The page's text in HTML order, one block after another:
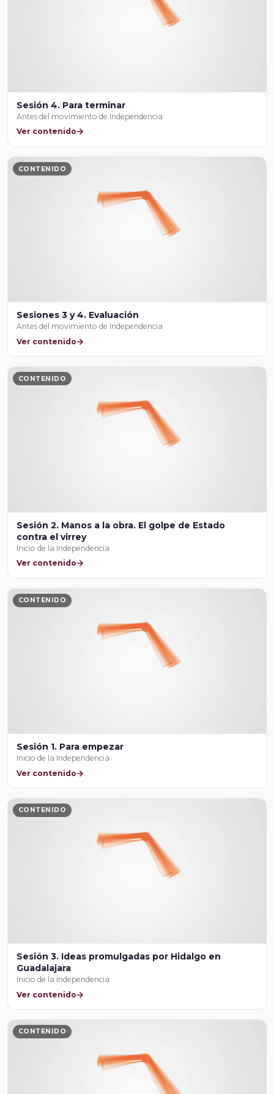
Sesión 4. Para terminar
Antes del movimiento de Independencia
Ver contenido
CONTENIDO
Sesiones 3 y 4. Evaluación
Antes del movimiento de Independencia
Ver contenido
CONTENIDO
Sesión 2. Manos a la obra. El golpe de Estado
contra el virrey
Inicio de la Independencia
Ver contenido
CONTENIDO
Sesión 1. Para empezar
Inicio de la Independencia
Ver contenido
CONTENIDO
Sesión 3. Ideas promulgadas por Hidalgo en
Guadalajara
Inicio de la Independencia
Ver contenido
CONTENIDO